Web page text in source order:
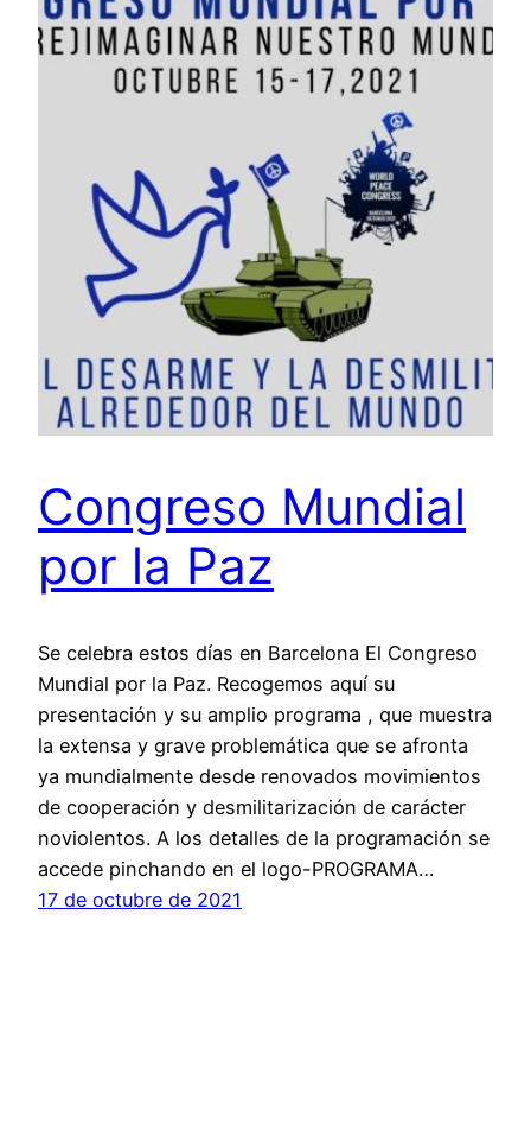
Congreso Mundial
por la Paz
Se celebra estos días en Barcelona El Congreso
Mundial por la Paz. Recogemos aquí su
presentación y su amplio programa , que muestra
la extensa y grave problemática que se afronta
ya mundialmente desde renovados movimientos
de cooperación y desmilitarización de carácter
noviolentos. A los detalles de la programación se
accede pinchando en el logo-PROGRAMA…
17 de octubre de 2021